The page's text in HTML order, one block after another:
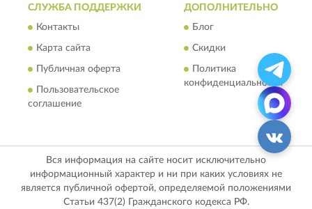
СЛУЖБА ПОДДЕРЖКИ
Контакты
Карта сайта
Публичная оферта
Пользовательское
соглашение
ДОПОЛНИТЕЛЬНО
Блог
Скидки
Политика
конфиденциальности
Вся информация на сайте носит исключительно
информационный характер и ни при каких условиях не
является публичной офертой, определяемой положениями
Статьи 437(2) Гражданского кодекса РФ.